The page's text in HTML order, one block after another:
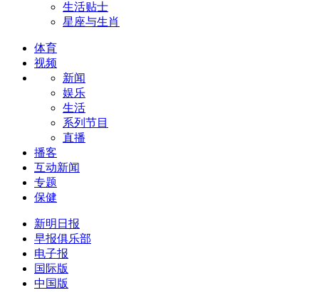
生活贴士
星座与生肖
体育
视频
新闻
娱乐
生活
系列节目
直播
播客
互动新闻
专题
保健
新明日报
早报俱乐部
电子报
国际版
中国版